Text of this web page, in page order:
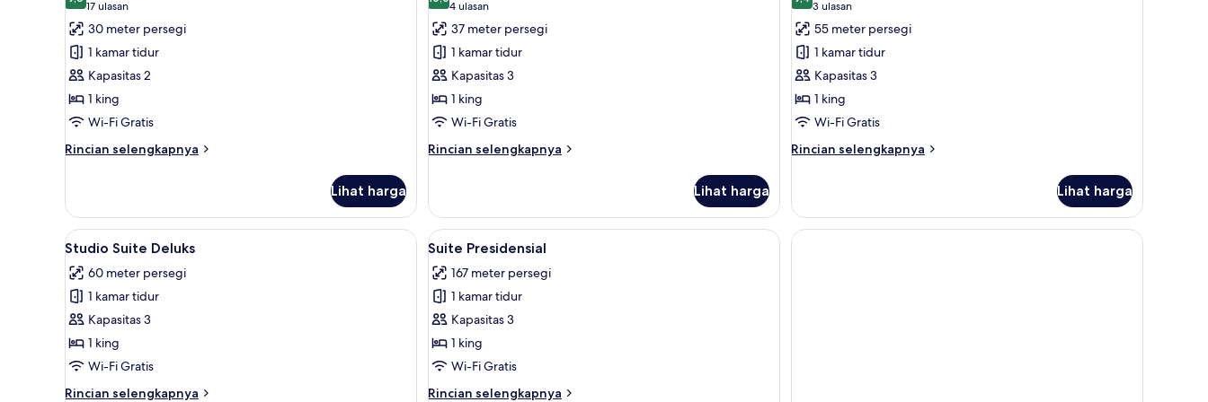
untuk
Kamar
Deluks
9,6 dari 10
17 ulasan
(17
ulasan)
30 meter persegi
1 kamar tidur
Kapasitas 2
1 king
Wi-Fi Gratis
Rincian selengkapnya
Rincian
Kamar
Deluks
Lihat harga
untuk
Suite
Junior
10,0 dari 10
4 ulasan
(4
ulasan)
37 meter persegi
1 kamar tidur
Kapasitas 3
1 king
Wi-Fi Gratis
Rincian selengkapnya
Rincian
Suite
Junior
Lihat harga
untuk
Studio
Suite
9,4 dari 10
3 ulasan
(3
ulasan)
55 meter persegi
1 kamar tidur
Kapasitas 3
1 king
Wi-Fi Gratis
Rincian selengkapnya
Rincian
Studio
Suite
Lihat harga
Lihat
semua
foto
untuk
Studio
Suite
Deluks
Studio Suite Deluks | Seprai Frette Italia, seprai premium, dan brankas
6
Studio Suite Deluks
60 meter persegi
1 kamar tidur
Kapasitas 3
1 king
Wi-Fi Gratis
Rincian selengkapnya
Rincian
Lihat
semua
foto
untuk
Suite
Presidensial
Suite Presidensial | Seprai Frette Italia, seprai premium, dan brankas
6
Suite Presidensial
167 meter persegi
1 kamar tidur
Kapasitas 3
1 king
Wi-Fi Gratis
Rincian selengkapnya
Rincian